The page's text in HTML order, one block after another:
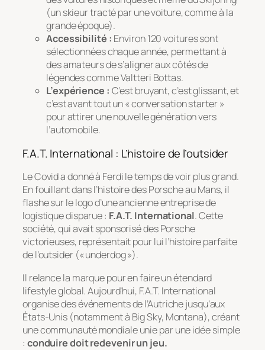
(un skieur tracté par une voiture, comme à la
grande époque).
Accessibilité : Environ 120 voitures sont
sélectionnées chaque année, permettant à
des amateurs de s’aligner aux côtés de
légendes comme Valtteri Bottas.
L’expérience : C’est bruyant, c’est glissant, et
c’est avant tout un « conversation starter »
pour attirer une nouvelle génération vers
l’automobile.
F.A.T. International : L’histoire de l’outsider
Le Covid a donné à Ferdi le temps de voir plus grand.
En fouillant dans l’histoire des Porsche au Mans, il
flashe sur le logo d’une ancienne entreprise de
logistique disparue : F.A.T. International. Cette
société, qui avait sponsorisé des Porsche
victorieuses, représentait pour lui l’histoire parfaite
de l’outsider (« underdog »).
Il relance la marque pour en faire un étendard
lifestyle global. Aujourd’hui, F.A.T. International
organise des événements de l’Autriche jusqu’aux
États-Unis (notamment à Big Sky, Montana), créant
une communauté mondiale unie par une idée simple
: conduire doit redevenir un jeu.